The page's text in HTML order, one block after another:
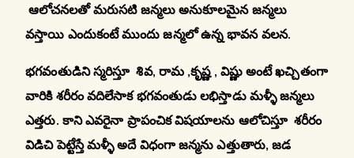
ఆలోచనలతో మరుసటి జన్మలు అనుకూలమైన జన్మలు
వస్తాయి ఎందుకంటే ముందు జన్మలో ఉన్న భావన వలన.
భగవంతుడిని స్మరిస్తూ శివ, రామ ,కృష్ణ , విష్ణు అంటే ఖచ్చితంగా
వారికి శరీరం వదిలేసాక భగవంతుడు లభిస్తాడు మళ్ళీ జన్మలు
ఎత్తరు. కాని ఎవరైనా ప్రాపంచిక విషయాలను ఆలోచిస్తూ శరీరం
విడిచి పెట్టేస్తే మళ్ళీ అదే విధంగా జన్మను ఎత్తుతారు, జడ